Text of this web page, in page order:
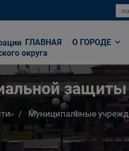
округа
ГЛАВНАЯ О ГОРОДЕ
защиты
Муниципальные